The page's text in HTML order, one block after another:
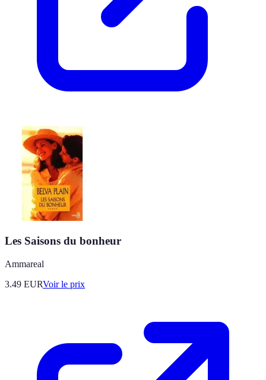
Les Saisons du bonheur
Ammareal
3.49 EURVoir le prix